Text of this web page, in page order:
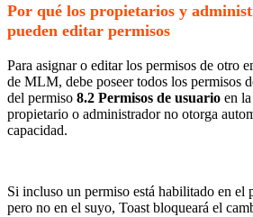
Por qué los propietarios y
pueden editar permisos
Para asignar o editar los permisos de otro
de MLM, debe poseer todos los permisos
del permiso 8.2 Permisos de usuario en
propietario o administrador no otorga
capacidad.
Si incluso un permiso está habilitado en el
pero no en el suyo, Toast bloqueará el